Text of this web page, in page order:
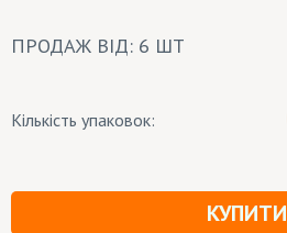
ПРОДАЖ ВІД: 6 ШТ
Кількість упаковок:
КУПИТИ